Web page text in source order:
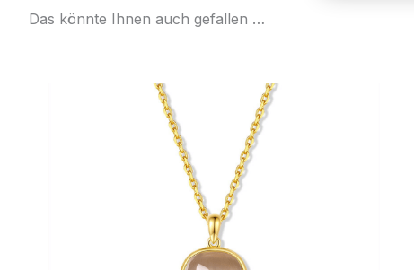
Das könnte Ihnen auch gefallen …